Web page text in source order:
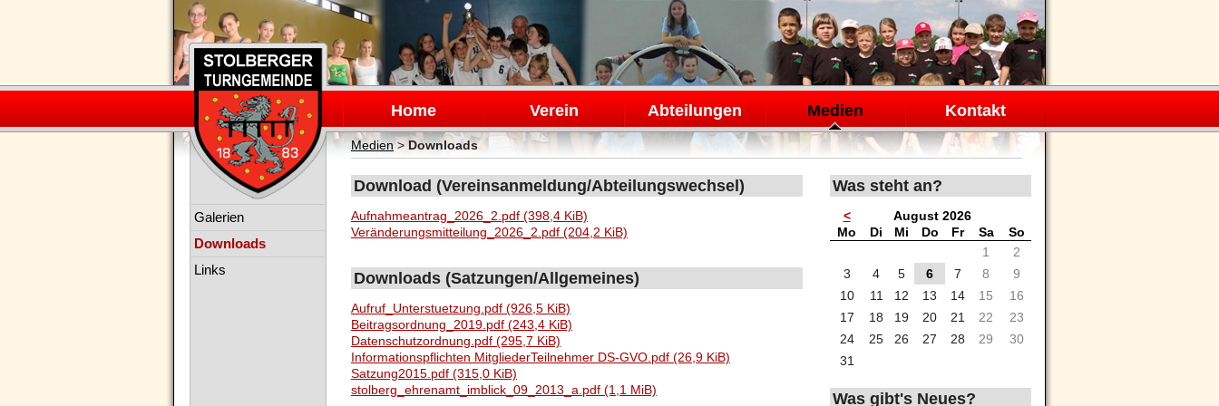
Navigation
überspringen
Home Verein Abteilungen Medien Kontakt
Medien>Downloads
Download (Vereinsanmeldung/Abteilungswechsel)
Aufnahmeantrag_2026_2.pdf (398,4 KiB)
Veränderungsmitteilung_2026_2.pdf (204,2 KiB)
Downloads (Satzungen/Allgemeines)
Aufruf_Unterstuetzung.pdf (926,5 KiB)
Beitragsordnung_2019.pdf (243,4 KiB)
Datenschutzordnung.pdf (295,7 KiB)
Informationspflichten MitgliederTeilnehmer DS-GVO.pdf (26,9 KiB)
Satzung2015.pdf (315,0 KiB)
stolberg_ehrenamt_imblick_09_2013_a.pdf (1,1 MiB)
Navigation
Galerien
Downloads
Links
Was steht an?
<
August 2026
Mo ntag
Di enstag
Mi ttwoch
Donnerstag
Freitag
Samstag
Sonntag
1
2
3
4 5 6 7 8
9
10
11 12 13 14 15
16
17
18 19 20 21 22
23
24
25 26 27 28 29
30
31
Was gibt's Neues?